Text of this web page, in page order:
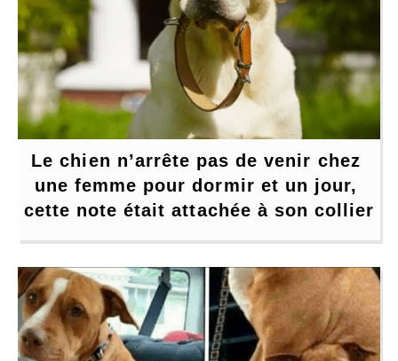
Le chien n’arrête pas de venir chez
une femme pour dormir et un jour,
cette note était attachée à son collier